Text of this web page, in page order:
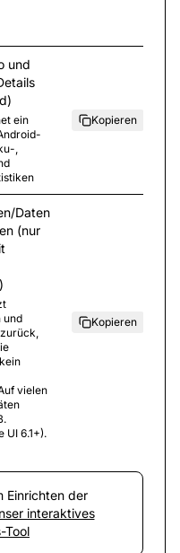
und
ein
,
Kopieren
Daten
(nur
und
vielen
UI 6.1+).
Kopieren
Einrichten der
interaktives
Tool